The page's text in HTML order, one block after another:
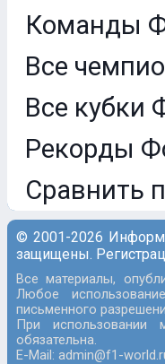
Команды
Все
Все кубки
Рекорды
Сравнить
© 2001-2026
защищены.
Все материалы,
Любое
письменного
При использовании
обязательна.
E-Mail: admin@f1-